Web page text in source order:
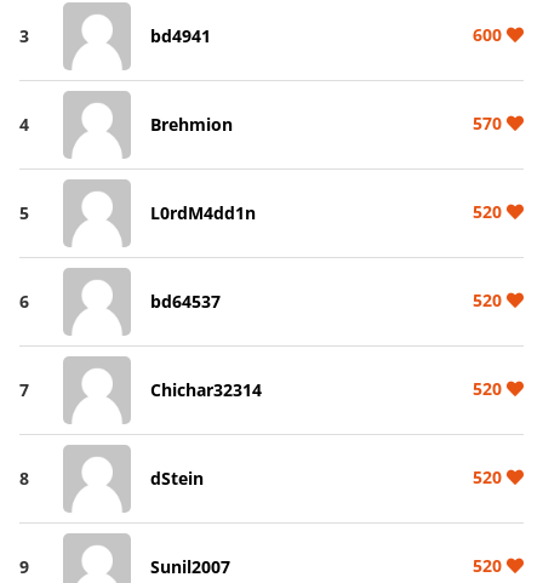
3 bd4941 600
4 Brehmion 570
5 L0rdM4dd1n 520
6 bd64537 520
7 Chichar32314 520
8 dStein 520
9 Sunil2007 520